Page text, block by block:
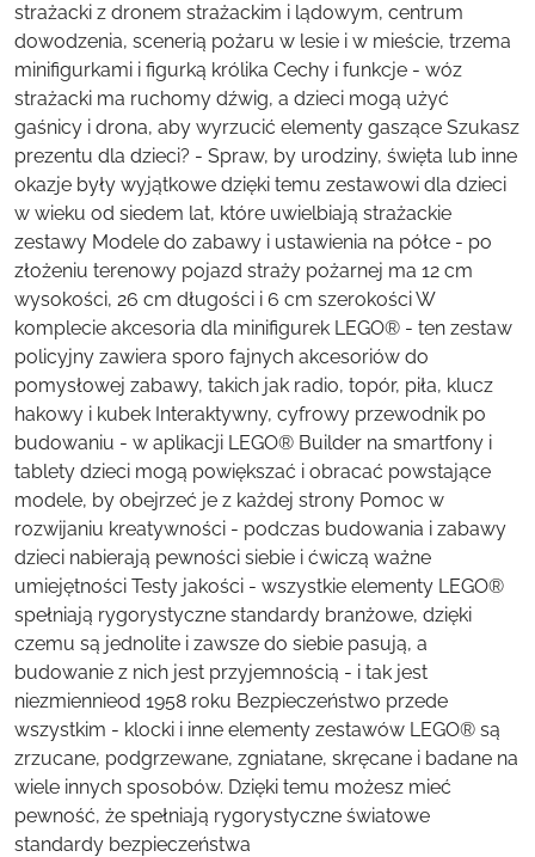
strażacki z dronem strażackim i lądowym, centrum
dowodzenia, scenerią pożaru w lesie i w mieście, trzema
minifigurkami i figurką królika Cechy i funkcje - wóz
strażacki ma ruchomy dźwig, a dzieci mogą użyć
gaśnicy i drona, aby wyrzucić elementy gaszące Szukasz
prezentu dla dzieci? - Spraw, by urodziny, święta lub inne
okazje były wyjątkowe dzięki temu zestawowi dla dzieci
w wieku od siedem lat, które uwielbiają strażackie
zestawy Modele do zabawy i ustawienia na półce - po
złożeniu terenowy pojazd straży pożarnej ma 12 cm
wysokości, 26 cm długości i 6 cm szerokości W
komplecie akcesoria dla minifigurek LEGO® - ten zestaw
policyjny zawiera sporo fajnych akcesoriów do
pomysłowej zabawy, takich jak radio, topór, piła, klucz
hakowy i kubek Interaktywny, cyfrowy przewodnik po
budowaniu - w aplikacji LEGO® Builder na smartfony i
tablety dzieci mogą powiększać i obracać powstające
modele, by obejrzeć je z każdej strony Pomoc w
rozwijaniu kreatywności - podczas budowania i zabawy
dzieci nabierają pewności siebie i ćwiczą ważne
umiejętności Testy jakości - wszystkie elementy LEGO®
spełniają rygorystyczne standardy branżowe, dzięki
czemu są jednolite i zawsze do siebie pasują, a
budowanie z nich jest przyjemnością - i tak jest
niezmiennieod 1958 roku Bezpieczeństwo przede
wszystkim - klocki i inne elementy zestawów LEGO® są
zrzucane, podgrzewane, zgniatane, skręcane i badane na
wiele innych sposobów. Dzięki temu możesz mieć
pewność, że spełniają rygorystyczne światowe
standardy bezpieczeństwa